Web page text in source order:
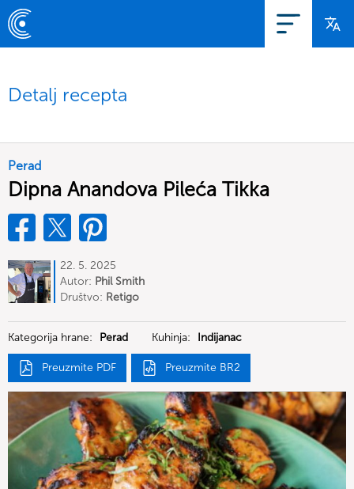
Detalj recepta
Perad
Dipna Anandova Pileća Tikka
22. 5. 2025
Autor: Phil Smith
Društvo: Retigo
Kategorija hrane: Perad Kuhinja: Indijanac
Preuzmite PDF Preuzmite BR2